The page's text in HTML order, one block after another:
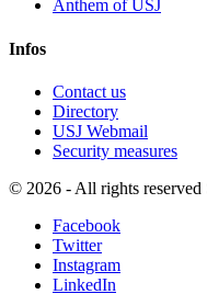
Anthem of USJ
Infos
Contact us
Directory
USJ Webmail
Security measures
© 2026 - All rights
Facebook
Twitter
Instagram
LinkedIn